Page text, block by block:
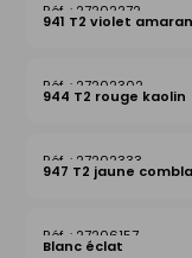
27202272
941 T2 violet
27202302
944 T2 rouge kaolin
27202333
947 T2 jaune
27206157
Blanc éclat